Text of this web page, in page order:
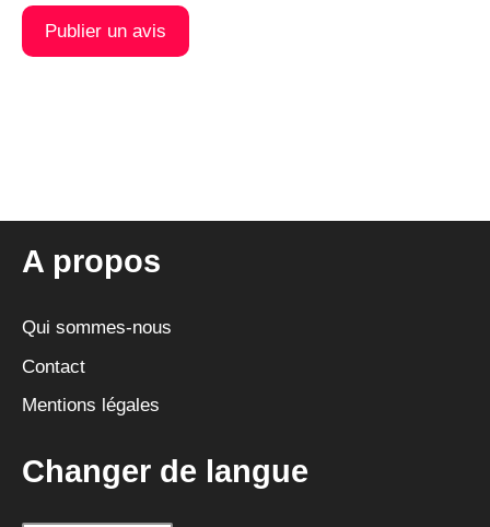
a
i
e
:
A propos
Qui sommes-nous
Contact
Mentions légales
Changer de langue